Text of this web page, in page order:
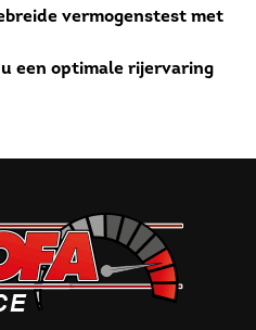
vermogenstest met
een optimale rijervaring